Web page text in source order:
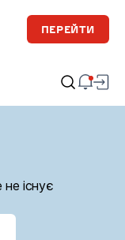
ПЕРЕЙТИ
не існує